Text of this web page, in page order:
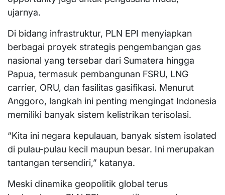
ujarnya.
Di bidang infrastruktur, PLN EPI menyiapkan
berbagai proyek strategis pengembangan gas
nasional yang tersebar dari Sumatera hingga
Papua, termasuk pembangunan FSRU, LNG
carrier, ORU, dan fasilitas gasifikasi. Menurut
Anggoro, langkah ini penting mengingat Indonesia
memiliki banyak sistem kelistrikan terisolasi.
“Kita ini negara kepulauan, banyak sistem isolated
di pulau-pulau kecil maupun besar. Ini merupakan
tantangan tersendiri,” katanya.
Meski dinamika geopolitik global terus